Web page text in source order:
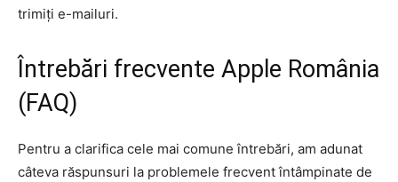
trimiți e-mailuri.
Întrebări frecvente Apple România
(FAQ)
Pentru a clarifica cele mai comune întrebări, am adunat
câteva răspunsuri la problemele frecvent întâmpinate de